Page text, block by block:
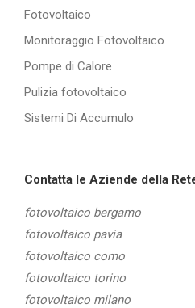
Fotovoltaico
Monitoraggio Fotovoltaico
Pompe di Calore
Pulizia fotovoltaico
Sistemi Di Accumulo
Contatta le Aziende della
fotovoltaico bergamo
fotovoltaico pavia
fotovoltaico como
fotovoltaico torino
fotovoltaico milano